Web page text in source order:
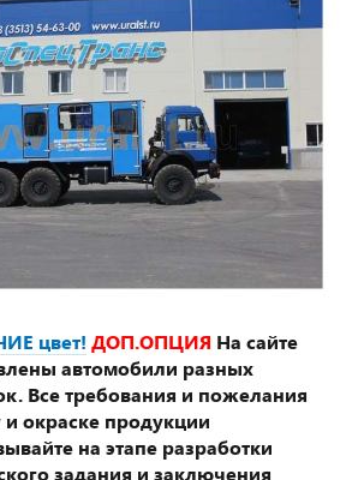
цвет! ДОП.ОПЦИЯ На сайте
автомобили разных
Все требования и пожелания
и окраске продукции
на этапе разработки
задания и заключения